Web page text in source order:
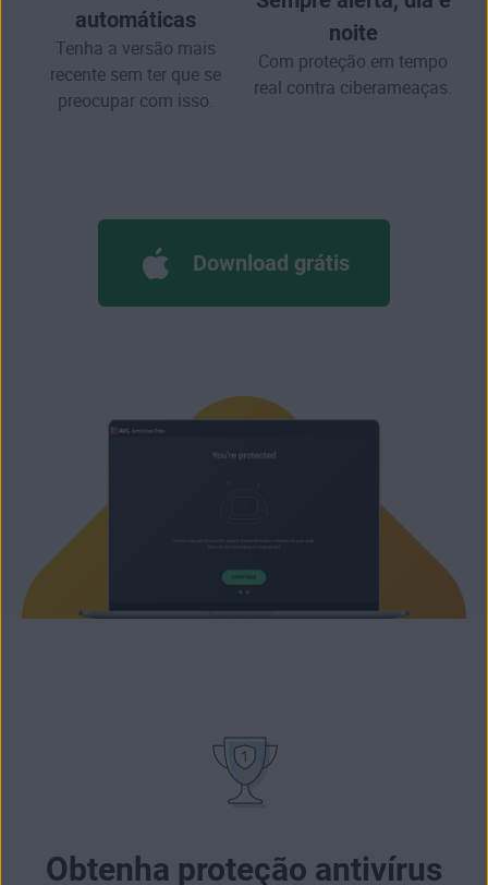
automáticas
Tenha a versão mais
recente sem ter que se
preocupar com isso.
noite
Com proteção em tempo
real contra ciberameaças.
Download grátis
Obtenha proteção antivírus